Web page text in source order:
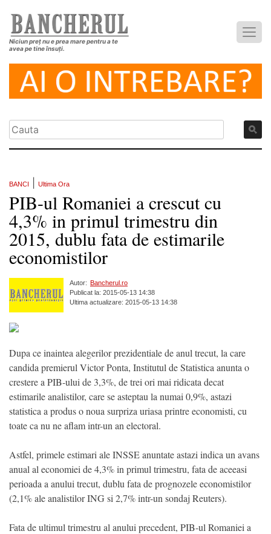
Niciun preț nu e prea mare pentru a te
avea pe tine însuți.
BANCI Ultima Ora
PIB-ul Romaniei a crescut cu
4,3% in primul trimestru din
2015, dublu fata de estimarile
economistilor
Autor: Bancherul.ro
Publicat la: 2015-05-13 14:38
Ultima actualizare: 2015-05-13 14:38
Dupa ce inaintea alegerilor prezidentiale de anul trecut, la care
candida premierul Victor Ponta, Institutul de Statistica anunta o
crestere a PIB-ului de 3,3%, de trei ori mai ridicata decat
estimarile analistilor, care se asteptau la numai 0,9%, astazi
statistica a produs o noua surpriza uriasa printre economisti, cu
toate ca nu ne aflam intr-un an electoral.
Astfel, primele estimari ale INSSE anuntate astazi indica un avans
anual al economiei de 4,3% in primul trimestru, fata de aceeasi
perioada a anului trecut, dublu fata de prognozele economistilor
(2,1% ale analistilor ING si 2,7% intr-un sondaj Reuters).
Fata de ultimul trimestru al anului precedent, PIB-ul Romaniei a